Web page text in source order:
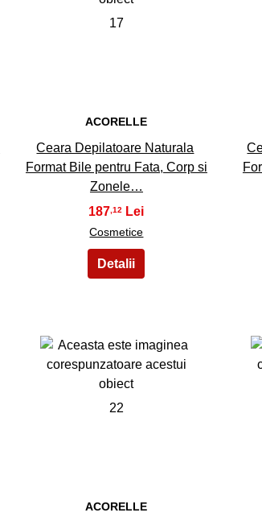
17
ACORELLE
Ceara Depilatoare Naturala
Format Bile pentru Fata, Corp si
Zonele…
187,12
Cosmetice
22
ACORELLE